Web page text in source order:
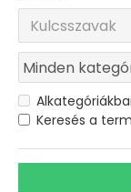
Keresés a